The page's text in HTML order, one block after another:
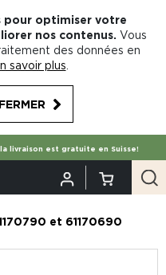
pour optimiser votre
nos contenus. Vous
des données en
savoir plus
livraison est gratuite en Suisse!
et 61170690